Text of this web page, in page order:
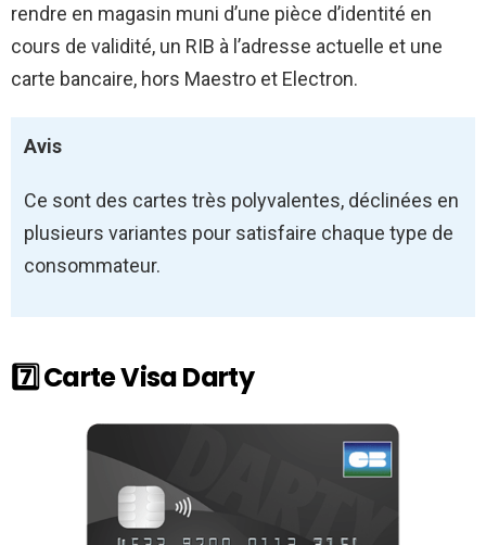
rendre en magasin muni d’une pièce d’identité en
cours de validité, un RIB à l’adresse actuelle et une
carte bancaire, hors Maestro et Electron.
Avis
Ce sont des cartes très polyvalentes, déclinées en
plusieurs variantes pour satisfaire chaque type de
consommateur.
7️⃣ Carte Visa Darty